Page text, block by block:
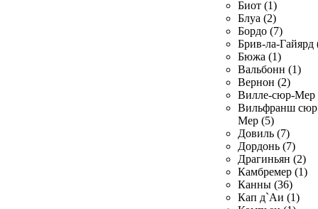
Биот (1)
Блуа (2)
Бордо (7)
Брив-ла-Гайярд
Бюжа (1)
Вальбонн (1)
Вернон (2)
Вилле-сюр-Мер
Вильфранш сюр
Мер (5)
Довиль (7)
Дордонь (7)
Драгиньян (2)
Камбремер (1)
Канны (36)
Кап д`Аи (1)